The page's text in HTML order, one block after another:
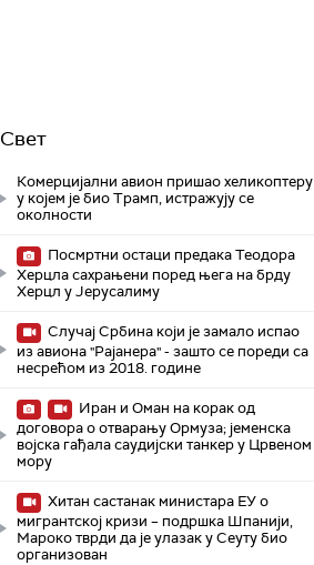
Свет
Комерцијални авион пришао хеликоптеру
у којем је био Трамп, истражују се
околности
Посмртни остаци предака Теодора
Херцла сахрањени поред њега на брду
Херцл у Јерусалиму
Случај Србина који је замало испао
из авиона "Рајанера" - зашто се пореди са
несрећом из 2018. године
Иран и Оман на корак од
договора о отварању Ормуза; jеменска
војска гађала саудијски танкер у Црвеном
мору
Хитан састанак министара ЕУ о
мигрантској кризи – подршка Шпанији,
Мароко тврди да је улазак у Сеуту био
организован